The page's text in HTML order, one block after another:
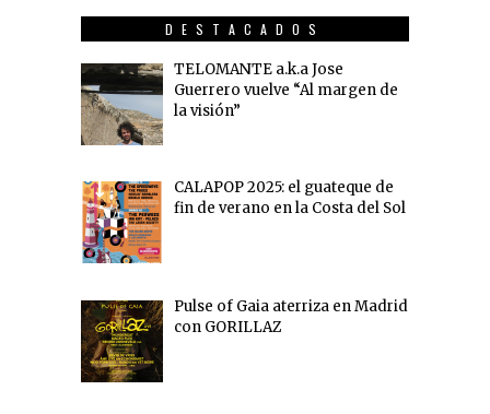
DESTACADOS
TELOMANTE a.k.a Jose
Guerrero vuelve “Al margen de
la visión”
CALAPOP 2025: el guateque de
fin de verano en la Costa del Sol
Pulse of Gaia aterriza en Madrid
con GORILLAZ